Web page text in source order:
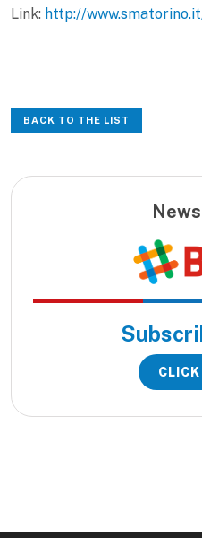
Link: http://
BACK TO THE LIST
CLICK